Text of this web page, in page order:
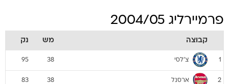
פרמיירליג 2004/05
קבוצה מש נק
1 צ'לסי 38
95
2 ארסנל 38
83